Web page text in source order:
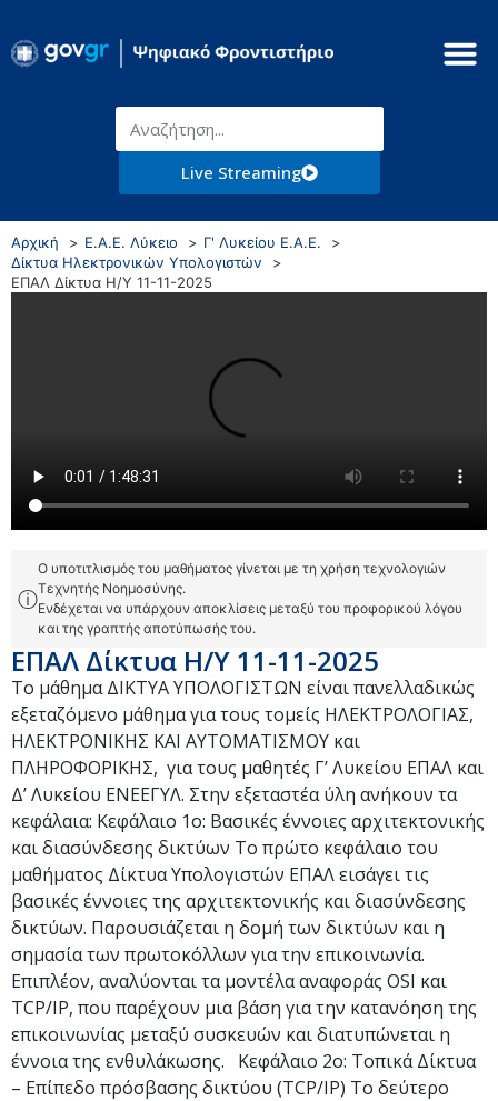
Live Streaming
Αρχική Ε.Α.Ε. Λύκειο
Γ' Λυκείου Ε.Α.Ε.
Δίκτυα Ηλεκτρονικών Υπολογιστών
ΕΠΑΛ Δίκτυα Η/Υ 11-11-2025
ⓘ
Ο υποτιτλισμός του μαθήματος γίνεται με τη χρήση τεχνολογιών
Τεχνητής Νοημοσύνης.
Ενδέχεται να υπάρχουν αποκλίσεις μεταξύ του προφορικού λόγου
και της γραπτής αποτύπωσής του.
ΕΠΑΛ Δίκτυα Η/Υ 11-11-2025
Το μάθημα ΔΙΚΤΥΑ ΥΠΟΛΟΓΙΣΤΩΝ είναι πανελλαδικώς
εξεταζόμενο μάθημα για τους τομείς ΗΛΕΚΤΡΟΛΟΓΙΑΣ,
ΗΛΕΚΤΡΟΝΙΚΗΣ ΚΑΙ ΑΥΤΟΜΑΤΙΣΜΟΥ και
ΠΛΗΡΟΦΟΡΙΚΗΣ, για τους μαθητές Γ’ Λυκείου ΕΠΑΛ και
Δ’ Λυκείου ΕΝΕΕΓΥΛ. Στην εξεταστέα ύλη ανήκουν τα
κεφάλαια: Κεφάλαιο 1ο: Βασικές έννοιες αρχιτεκτονικής
και διασύνδεσης δικτύων Το πρώτο κεφάλαιο του
μαθήματος Δίκτυα Υπολογιστών ΕΠΑΛ εισάγει τις
βασικές έννοιες της αρχιτεκτονικής και διασύνδεσης
δικτύων. Παρουσιάζεται η δομή των δικτύων και η
σημασία των πρωτοκόλλων για την επικοινωνία.
Επιπλέον, αναλύονται τα μοντέλα αναφοράς OSI και
TCP/IP, που παρέχουν μια βάση για την κατανόηση της
επικοινωνίας μεταξύ συσκευών και διατυπώνεται η
έννοια της ενθυλάκωσης. Κεφάλαιο 2ο: Τοπικά Δίκτυα
– Επίπεδο πρόσβασης δικτύου (TCP/IP) Το δεύτερο